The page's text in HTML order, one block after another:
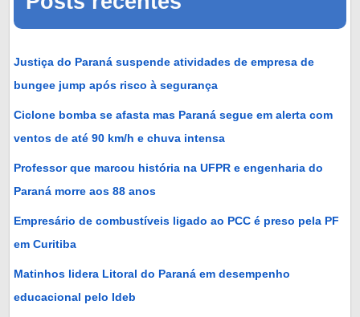
Justiça do Paraná suspende atividades de empresa de
bungee jump após risco à segurança
Ciclone bomba se afasta mas Paraná segue em alerta com
ventos de até 90 km/h e chuva intensa
Professor que marcou história na UFPR e engenharia do
Paraná morre aos 88 anos
Empresário de combustíveis ligado ao PCC é preso pela PF
em Curitiba
Matinhos lidera Litoral do Paraná em desempenho
educacional pelo Ideb